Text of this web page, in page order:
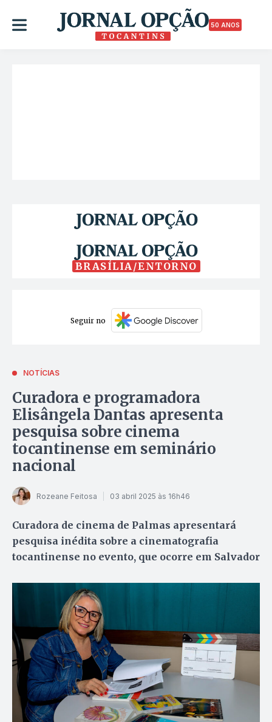
50 ANOS
BRASÍLIA/ENTORNO
Seguir no
NOTÍCIAS
Curadora e programadora
Elisângela Dantas apresenta
pesquisa sobre cinema
tocantinense em seminário
nacional
Rozeane Feitosa 03 abril 2025 às 16h46
Curadora de cinema de Palmas apresentará
pesquisa inédita sobre a cinematografia
tocantinense no evento, que ocorre em Salvador